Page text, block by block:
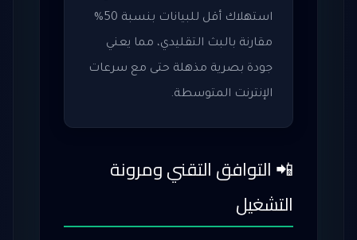
استهلاك أقل للبيانات بنسبة 50%
مقارنة بالبث التقليدي، مما يعني
جودة بصرية مذهلة حتى مع سرعات
الإنترنت المتوسطة.
📲 التوافق التقني ومرونة
التشغيل